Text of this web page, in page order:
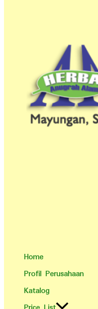
Home
Profil Perusahaan
Katalog